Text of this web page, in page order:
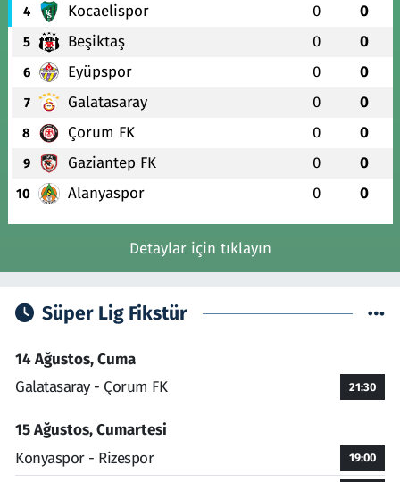
4 Kocaelispor 0 0
5 Beşiktaş 0 0
6 Eyüpspor 0 0
7 Galatasaray 0 0
8 Çorum FK 0 0
9 Gaziantep FK 0 0
10 Alanyaspor 0 0
Detaylar için tıklayın
Süper Lig Fikstür
14 Ağustos, Cuma
Galatasaray - Çorum FK
21:30
15 Ağustos, Cumartesi
Konyaspor - Rizespor
19:00